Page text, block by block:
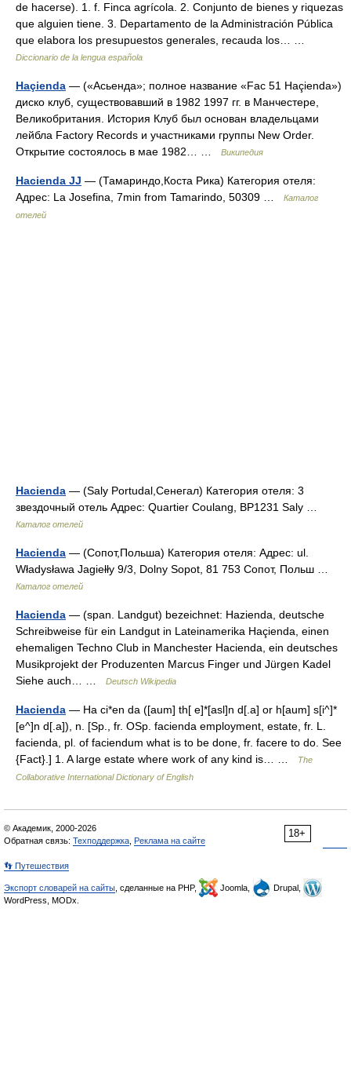
de hacerse). 1. f. Finca agrícola. 2. Conjunto de bienes y riquezas
que alguien tiene. 3. Departamento de la Administración Pública
que elabora los presupuestos generales, recauda los… …
Diccionario de la lengua española
Haçienda — («Асьенда»; полное название «Fac 51 Haçienda»)
диско клуб, существовавший в 1982 1997 гг. в Манчестере,
Великобритания. История Клуб был основан владельцами
лейбла Factory Records и участниками группы New Order.
Открытие состоялось в мае 1982… …
Википедия
Hacienda JJ — (Тамариндо,Коста Рика) Категория отеля:
Адрес: La Josefina, 7min from Tamarindo, 50309 …
Каталог
отелей
Hacienda — (Saly Portudal,Сенегал) Категория отеля: 3
звездочный отель Адрес: Quartier Coulang, BP1231 Saly …
Каталог отелей
Hacienda — (Сопот,Польша) Категория отеля: Адрес: ul.
Władysława Jagiełły 9/3, Dolny Sopot, 81 753 Сопот, Польш …
Каталог отелей
Hacienda — (span. Landgut) bezeichnet: Hazienda, deutsche
Schreibweise für ein Landgut in Lateinamerika Haçienda, einen
ehemaligen Techno Club in Manchester Hacienda, ein deutsches
Musikprojekt der Produzenten Marcus Finger und Jürgen Kadel
Siehe auch… …
Deutsch Wikipedia
Hacienda — Ha ci*en da ([aum] th[ e]*[asl]n d[.a] or h[aum] s[i^]*
[e^]n d[.a]), n. [Sp., fr. OSp. facienda employment, estate, fr. L.
facienda, pl. of faciendum what is to be done, fr. facere to do. See
{Fact}.] 1. A large estate where work of any kind is… …
The
Collaborative International Dictionary of English
18+
© Академик, 2000-2026
Обратная связь: Техподдержка Реклама на сайте
👣 Путешествия
Экспорт словарей на сайты , сделанные на PHP, Joomla,
Drupal,
WordPress, MODx.